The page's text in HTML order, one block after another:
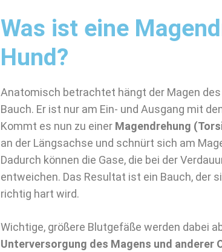
Was ist eine
Hund?
Anatomisch betrachtet hängt der Magen
Bauch. Er ist nur am Ein- und Ausgang mit
Kommt es nun zu einer Magendrehung
an der Längsachse und schnürt sich am
Dadurch können die Gase, die bei der
entweichen. Das Resultat ist ein Bauch, der
richtig hart wird.
Wichtige, größere Blutgefäße werden dabei
Unterversorgung des Magens und anderer